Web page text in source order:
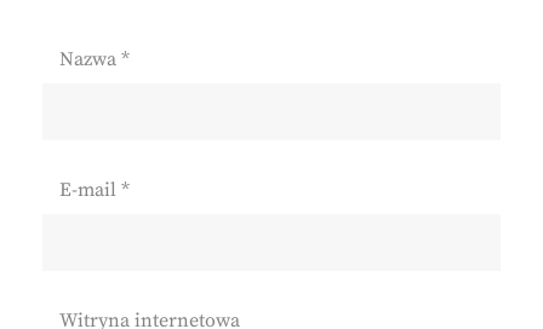
Nazwa *
E-mail *
Witryna internetowa